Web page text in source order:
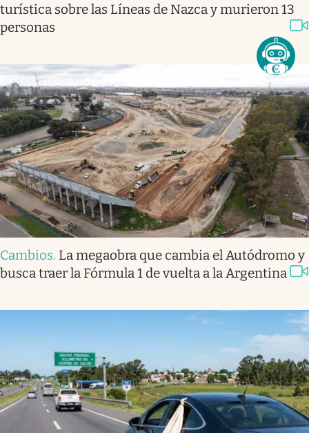
turística sobre las Líneas de Nazca y murieron 13
personas
Cambios. La megaobra que cambia el Autódromo y
busca traer la Fórmula 1 de vuelta a la Argentina